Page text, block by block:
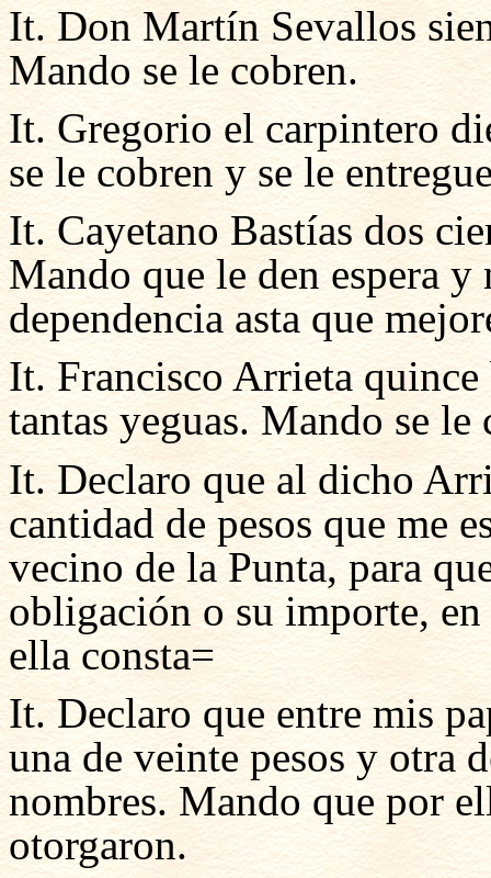
It. Don Martín Sevallos
Mando se le cobren.
It. Gregorio el carpintero
se le cobren y se le
It. Cayetano Bastías dos
Mando que le den espera
dependencia asta que
It. Francisco Arrieta quince
tantas yeguas. Mando se le
It. Declaro que al dicho
cantidad de pesos que me
vecino de la Punta, para
obligación o su importe, en
ella consta=
It. Declaro que entre mis
una de veinte pesos y otra
nombres. Mando que por
otorgaron.